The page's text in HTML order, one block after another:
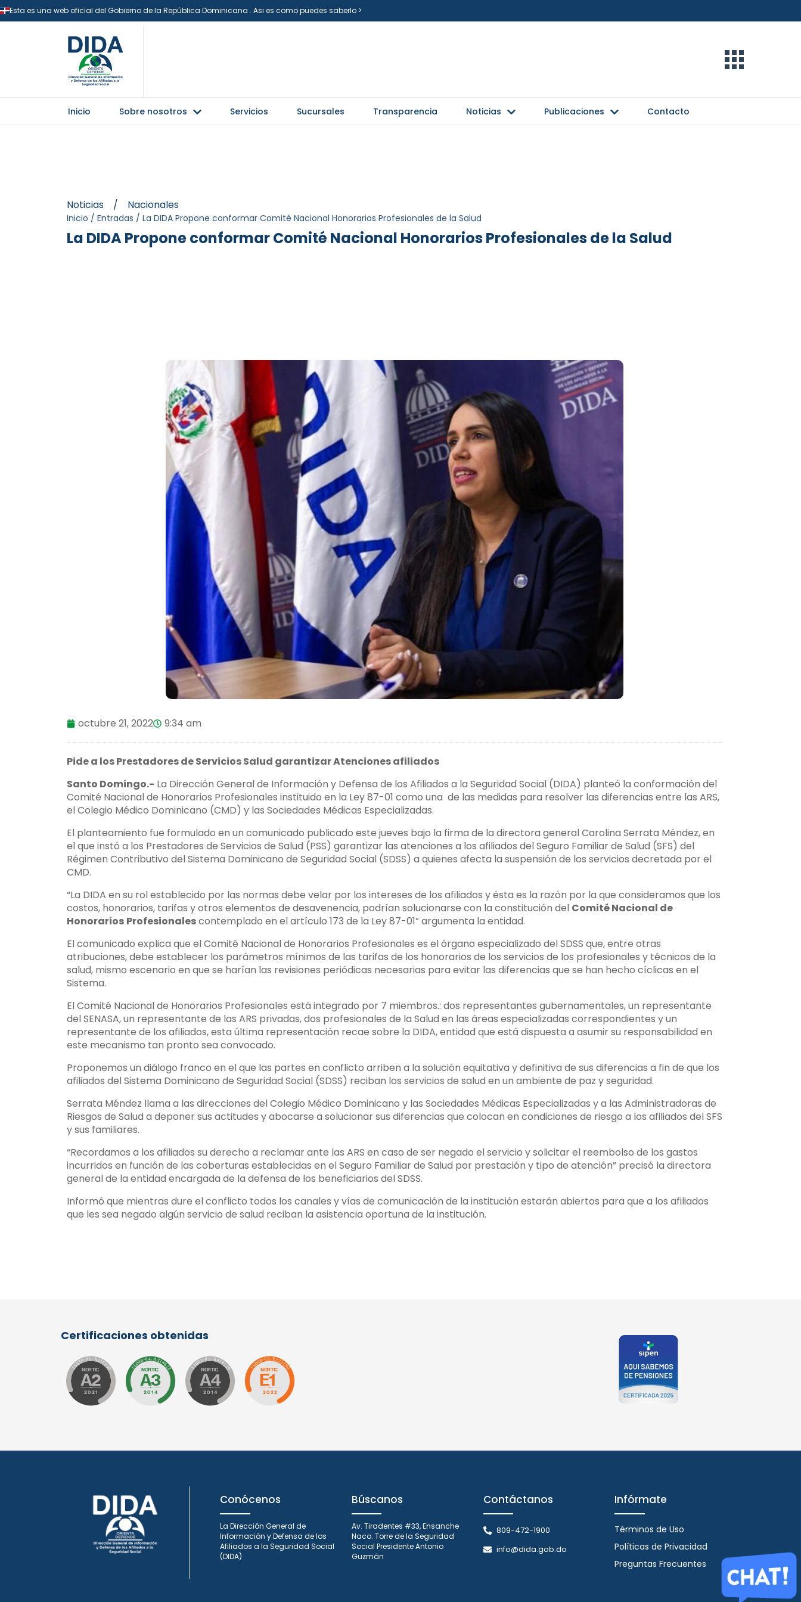
Esta es una web oficial del Gobierno de la República Dominicana . Asi es como puedes saberlo >
Inicio Sobre nosotros Servicios Sucursales Transparencia Noticias Publicaciones Contacto
Noticias / Nacionales
Inicio / Entradas / La DIDA Propone conformar Comité Nacional Honorarios Profesionales de la Salud
La DIDA Propone conformar Comité Nacional Honorarios Profesionales de la Salud
octubre 21, 2022 9:34 am
Pide a los Prestadores de Servicios Salud garantizar Atenciones afiliados
Santo Domingo.- La Dirección General de Información y Defensa de los Afiliados a la Seguridad Social (DIDA) planteó la conformación del
Comité Nacional de Honorarios Profesionales instituido en la Ley 87-01 como una de las medidas para resolver las diferencias entre las ARS,
el Colegio Médico Dominicano (CMD) y las Sociedades Médicas Especializadas.
El planteamiento fue formulado en un comunicado publicado este jueves bajo la firma de la directora general Carolina Serrata Méndez, en
el que instó a los Prestadores de Servicios de Salud (PSS) garantizar las atenciones a los afiliados del Seguro Familiar de Salud (SFS) del
Régimen Contributivo del Sistema Dominicano de Seguridad Social (SDSS) a quienes afecta la suspensión de los servicios decretada por el
CMD.
“La DIDA en su rol establecido por las normas debe velar por los intereses de los afiliados y ésta es la razón por la que consideramos que los
costos, honorarios, tarifas y otros elementos de desavenencia, podrían solucionarse con la constitución del Comité Nacional de
Honorarios Profesionalescontemplado en el artículo 173 de la Ley 87-01” argumenta la entidad.
El comunicado explica que el Comité Nacional de Honorarios Profesionales es el órgano especializado del SDSS que, entre otras
atribuciones, debe establecer los parámetros mínimos de las tarifas de los honorarios de los servicios de los profesionales y técnicos de la
salud, mismo escenario en que se harían las revisiones periódicas necesarias para evitar las diferencias que se han hecho cíclicas en el
Sistema.
El Comité Nacional de Honorarios Profesionales está integrado por 7 miembros.: dos representantes gubernamentales, un representante
del SENASA, un representante de las ARS privadas, dos profesionales de la Salud en las áreas especializadas correspondientes y un
representante de los afiliados, esta última representación recae sobre la DIDA, entidad que está dispuesta a asumir su responsabilidad en
este mecanismo tan pronto sea convocado.
Proponemos un diálogo franco en el que las partes en conflicto arriben a la solución equitativa y definitiva de sus diferencias a fin de que los
afiliados del Sistema Dominicano de Seguridad Social (SDSS) reciban los servicios de salud en un ambiente de paz y seguridad.
Serrata Méndez llama a las direcciones del Colegio Médico Dominicano y las Sociedades Médicas Especializadas y a las Administradoras de
Riesgos de Salud a deponer sus actitudes y abocarse a solucionar sus diferencias que colocan en condiciones de riesgo a los afiliados del SFS
y sus familiares.
“Recordamos a los afiliados su derecho a reclamar ante las ARS en caso de ser negado el servicio y solicitar el reembolso de los gastos
incurridos en función de las coberturas establecidas en el Seguro Familiar de Salud por prestación y tipo de atención” precisó la directora
general de la entidad encargada de la defensa de los beneficiarios del SDSS.
Informó que mientras dure el conflicto todos los canales y vías de comunicación de la institución estarán abiertos para que a los afiliados
que les sea negado algún servicio de salud reciban la asistencia oportuna de la institución.
Certificaciones obtenidas
Conócenos
La Dirección General de
Información y Defensa de los
Afiliados a la Seguridad Social
(DIDA)
Búscanos
Av. Tiradentes #33, Ensanche
Naco. Torre de la Seguridad
Social Presidente Antonio
Guzmán
Contáctanos
809-472-1900
info@dida.gob.do
Infórmate
Términos de Uso
Políticas de Privacidad
Preguntas Frecuentes